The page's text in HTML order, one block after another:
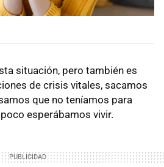
situación, pero también es
de crisis vitales, sacamos
que no teníamos para
esperábamos vivir.